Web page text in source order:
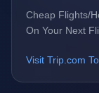
Cheap Flights/
On Your Next
Visit Trip.com